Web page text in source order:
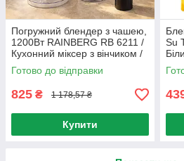
Погружний блендер з чашею,
1200Вт RAINBERG RB 6211 /
Кухонний міксер з вінчиком /
Блендер подрібнювач
Готово до відправки
825 ₴ 1 178,57 ₴
Купити
Su